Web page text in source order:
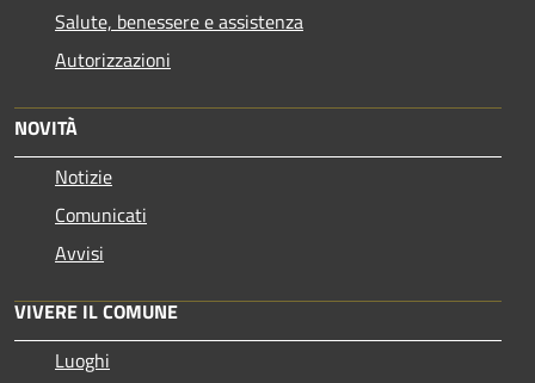
Salute, benessere e assistenza
Autorizzazioni
NOVITÀ
Notizie
Comunicati
Avvisi
VIVERE IL COMUNE
Luoghi